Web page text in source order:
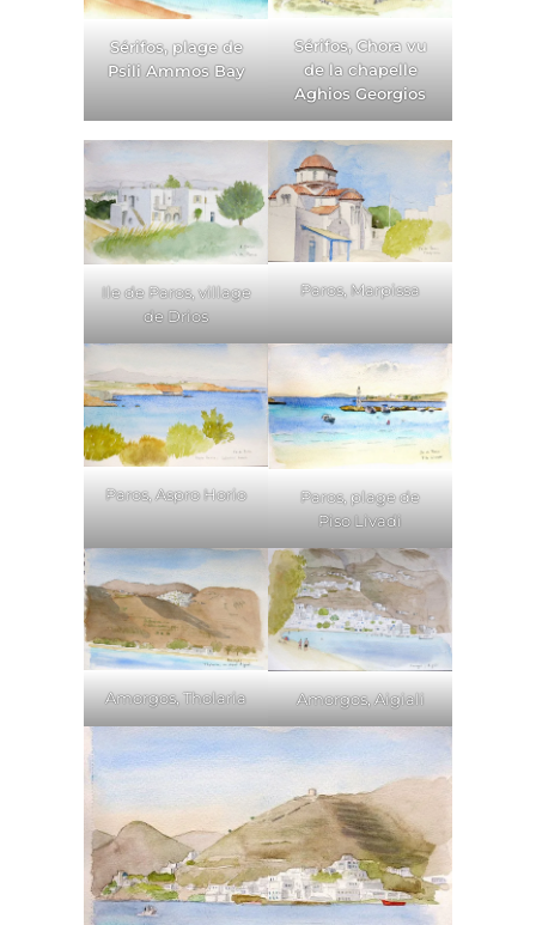
Sérifos, plage de
Psili Ammos Bay
Sérifos, Chora vu
de la chapelle
Aghios Georgios
Ile de Paros, village
de Drios
Paros, Marpissa
Paros, Aspro Horio
Paros, plage de
Piso Livadi
Amorgos, Tholaria Amorgos, Aigiali